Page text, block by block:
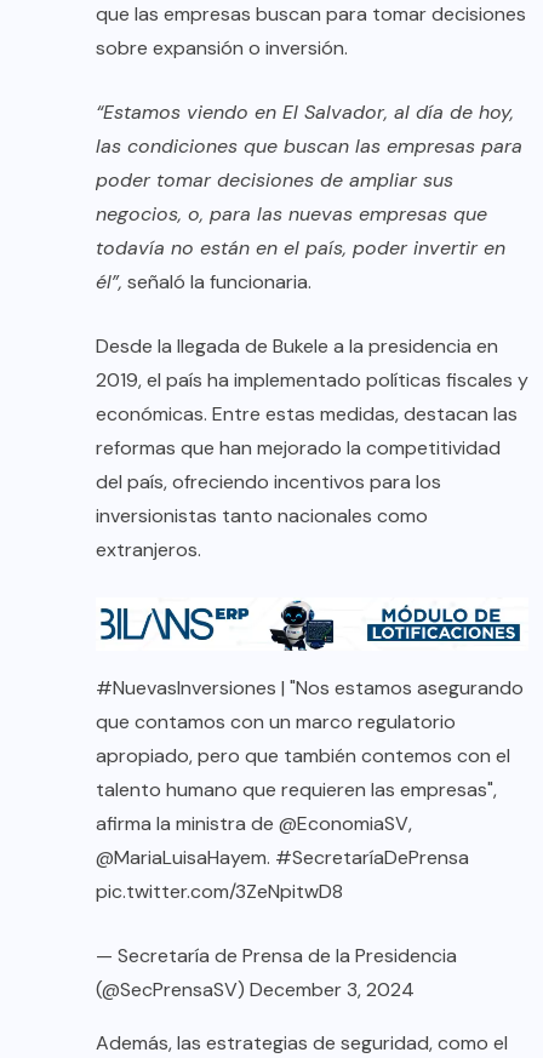
que las empresas buscan para tomar decisiones
sobre expansión o inversión.
“Estamos viendo en El Salvador, al día de hoy,
las condiciones que buscan las empresas para
poder tomar decisiones de ampliar sus
negocios, o, para las nuevas empresas que
todavía no están en el país, poder invertir en
él”, señaló la funcionaria.
Desde la llegada de Bukele a la presidencia en
2019, el país ha implementado políticas fiscales y
económicas. Entre estas medidas, destacan las
reformas que han mejorado la competitividad
del país, ofreciendo incentivos para los
inversionistas tanto nacionales como
extranjeros.
#NuevasInversiones | "Nos estamos asegurando
que contamos con un marco regulatorio
apropiado, pero que también contemos con el
talento humano que requieren las empresas",
afirma la ministra de @EconomiaSV,
@MariaLuisaHayem. #SecretaríaDePrensa
pic.twitter.com/3ZeNpitwD8
— Secretaría de Prensa de la Presidencia
(@SecPrensaSV) December 3, 2024
Además, las estrategias de seguridad, como el